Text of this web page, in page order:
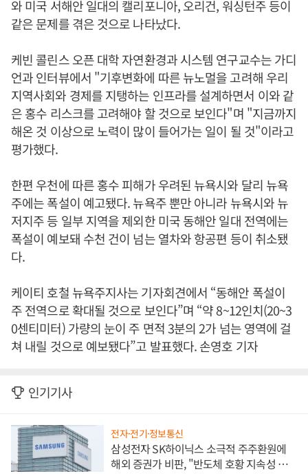
와 미국 서해안 일대의 캘리포니아, 오리건, 워싱턴주 등이
같은 문제를 겪은 것으로 나타났다.
케빈 콜린스 오픈 대학 자연환경과 시스템 연구교수는 가디
언과 인터뷰에서 "기후변화에 따른 뉴노멀을 고려해 우리
지역사회와 경제를 지탱하는 인프라를 설계하면서 이와 같
은 홍수 리스크를 고려해야 할 것으로 보인다"며 "지금까지
해온 것 이상으로 노력이 많이 들어가는 일이 될 것"이라고
평가했다.
한편 우천에 따른 홍수 피해가 우려된 뉴욕시와 달리 뉴욕
주에는 폭설이 예고됐다. 뉴욕주 뿐만 아니라 뉴욕시와 뉴
저지주 등 일부 지역을 제외한 미국 동해안 일대 전역에는
폭설이 예보돼 수천 건이 넘는 열차와 항공편 등이 취소됐
다.
케이티 호철 뉴욕주지사는 기자회견에서 “동해안 폭설이
주 전역으로 확대될 것으로 보인다”며 “약 8~12인치(20~3
0센티미터) 가량의 눈이 주 면적 3분의 2가 넘는 영역에 걸
쳐 내릴 것으로 예보됐다”고 발표했다. 손영호 기자
인기기사
전자·전기·정보통신
삼성전자 SK하이닉스 소극적 주주환원에
해외 증권가 비판, "반도체 호황 지속성 의